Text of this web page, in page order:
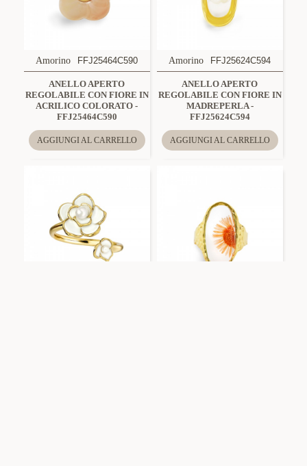
Amorino FFJ25464C590
ANELLO APERTO
REGOLABILE CON FIORE IN
ACRILICO COLORATO -
FFJ25464C590
AGGIUNGI AL CARRELLO
Amorino FFJ25624C594
ANELLO APERTO
REGOLABILE CON FIORE IN
MADREPERLA -
FFJ25624C594
AGGIUNGI AL CARRELLO